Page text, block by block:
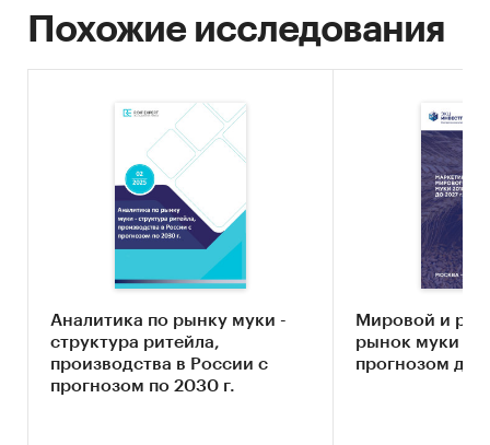
Пшеничная хлебопекарная мука (по
Потребительские цены:
Пшеничная мука.
Дата выпуска исследования: 30.01.2020
Информация о полном исследовании:
Российский рынок муки: комплексный анализ
и прогноз. Январь, 2020
Категории: Потребительские товары
Продукты питания / Мука
Похожие исследования
Аналитика по рынку муки -
структура ритейла,
производства в России с
прогнозом по 2030 г.
Мировой и
рынок муки в
прогнозом до